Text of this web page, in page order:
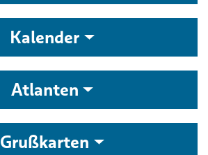
Kalender
Atlanten
Grußkarten